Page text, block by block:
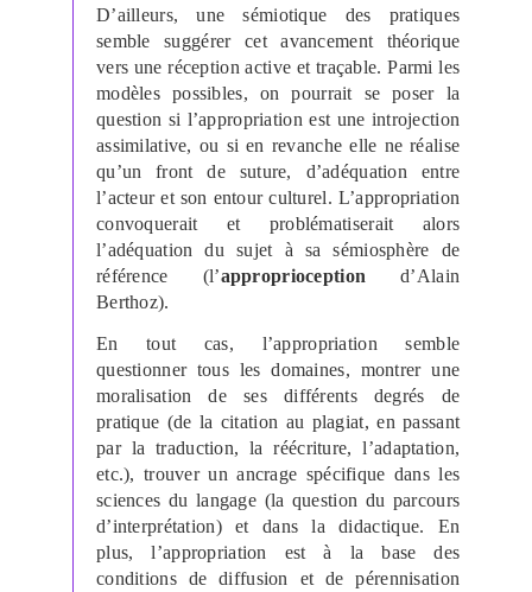
D’ailleurs, une sémiotique des pratiques
semble suggérer cet avancement théorique
vers une réception active et traçable. Parmi les
modèles possibles, on pourrait se poser la
question si l’appropriation est une introjection
assimilative, ou si en revanche elle ne réalise
qu’un front de suture, d’adéquation entre
l’acteur et son entour culturel. L’appropriation
convoquerait et problématiserait alors
l’adéquation du sujet à sa sémiosphère de
référence (l’approprioceptiond’Alain
Berthoz).
En tout cas, l’appropriation semble
questionner tous les domaines, montrer une
moralisation de ses différents degrés de
pratique (de la citation au plagiat, en passant
par la traduction, la réécriture, l’adaptation,
etc.), trouver un ancrage spécifique dans les
sciences du langage (la question du parcours
d’interprétation) et dans la didactique. En
plus, l’appropriation est à la base des
conditions de diffusion et de pérennisation